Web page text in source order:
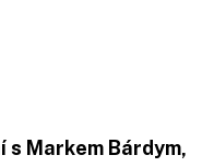
s Markem Bárdym,